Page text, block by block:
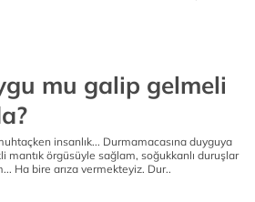
mu galip gelmeli
insanlık... Durmamacasına duyguya
mantık örgüsüyle sağlam, soğukkanlı duruşlar
Ha bire arıza vermekteyiz. Dur..